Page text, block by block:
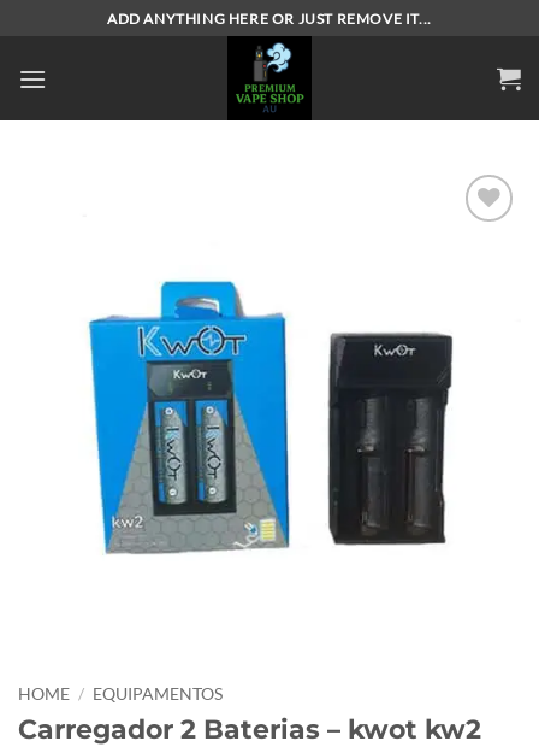
content
ADD ANYTHING HERE OR JUST REMOVE IT...
HOME / EQUIPAMENTOS
Carregador 2 Baterias – kwot kw2